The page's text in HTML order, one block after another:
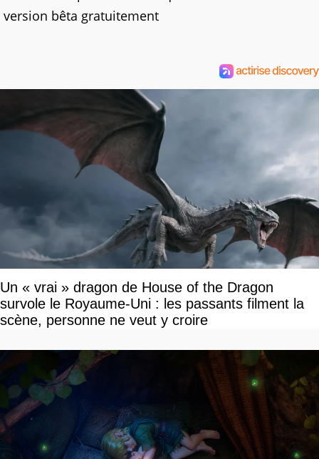
version bêta gratuitement
Un « vrai » dragon de House of the Dragon
survole le Royaume-Uni : les passants filment la
scène, personne ne veut y croire